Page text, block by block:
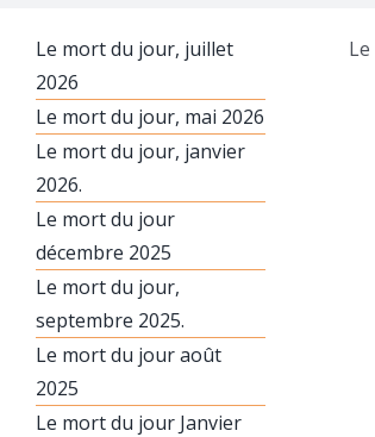
Le
Le mort du jour, juillet
2026
Le mort du jour, mai 2026
Le mort du jour, janvier
2026.
Le mort du jour
décembre 2025
Le mort du jour,
septembre 2025.
Le mort du jour août
2025
Le mort du jour Janvier